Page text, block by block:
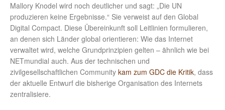
Mallory Knodel wird noch deutlicher und sagt: „Die UN
produzieren keine Ergebnisse.“ Sie verweist auf den Global
Digital Compact. Diese Übereinkunft soll Leitlinien formulieren,
an denen sich Länder global orientieren: Wie das Internet
verwaltet wird, welche Grundprinzipien gelten – ähnlich wie bei
NETmundial auch. Aus der technischen und
zivilgesellschaftlichen Community kam zum GDC die Kritik, dass
der aktuelle Entwurf die bisherige Organisation des Internets
zentralisiere.